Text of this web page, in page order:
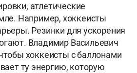
атлетические
Например, хоккеисты
Резинки для ускорения
Владимир Васильевич
хоккеисты с баллонами
ту энергию, которую